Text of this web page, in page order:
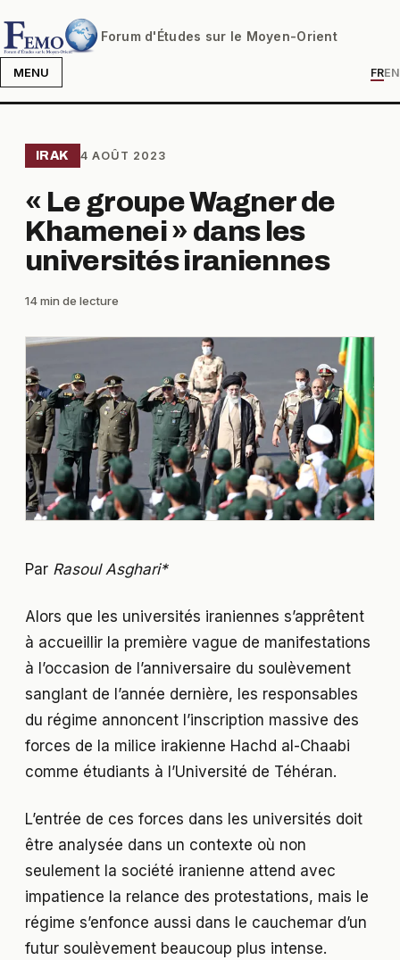
Forum d'Études sur le Moyen-Orient
MENU FREN
IRAK 4 AOÛT 2023
« Le groupe Wagner de
Khamenei » dans les
universités iraniennes
14 min de lecture
Par Rasoul Asghari*
Alors que les universités iraniennes s’apprêtent
à accueillir la première vague de manifestations
à l’occasion de l’anniversaire du soulèvement
sanglant de l’année dernière, les responsables
du régime annoncent l’inscription massive des
forces de la milice irakienne Hachd al-Chaabi
comme étudiants à l’Université de Téhéran.
L’entrée de ces forces dans les universités doit
être analysée dans un contexte où non
seulement la société iranienne attend avec
impatience la relance des protestations, mais le
régime s’enfonce aussi dans le cauchemar d’un
futur soulèvement beaucoup plus intense.